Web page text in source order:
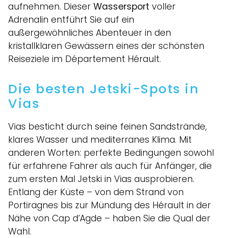
aufnehmen. Dieser Wassersport voller
Adrenalin entführt Sie auf ein
außergewöhnliches Abenteuer in den
kristallklaren Gewässern eines der schönsten
Reiseziele im Département Hérault.
Die besten Jetski-Spots in
Vias
Vias besticht durch seine feinen Sandstrände,
klares Wasser und mediterranes Klima. Mit
anderen Worten: perfekte Bedingungen sowohl
für erfahrene Fahrer als auch für Anfänger, die
zum ersten Mal Jetski in Vias ausprobieren.
Entlang der Küste – von dem Strand von
Portiragnes bis zur Mündung des Hérault in der
Nähe von Cap d’Agde – haben Sie die Qual der
Wahl.